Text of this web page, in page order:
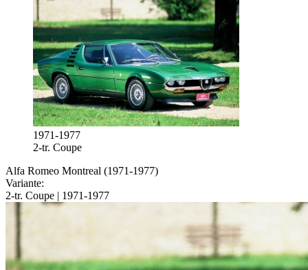
1971-1977
2-tr. Coupe
Alfa Romeo Montreal (1971-1977)
Variante:
2-tr. Coupe | 1971-1977